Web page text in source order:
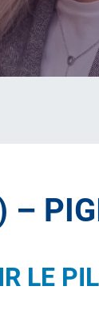
–
LE